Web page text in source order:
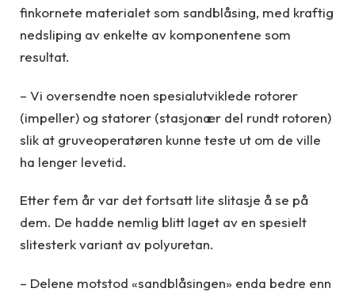
finkornete materialet som sandblåsing, med kraftig
nedsliping av enkelte av komponentene som
resultat.
– Vi oversendte noen spesialutviklede rotorer
(impeller) og statorer (stasjonær del rundt rotoren)
slik at gruveoperatøren kunne teste ut om de ville
ha lenger levetid.
Etter fem år var det fortsatt lite slitasje å se på
dem. De hadde nemlig blitt laget av en spesielt
slitesterk variant av polyuretan.
– Delene motstod «sandblåsingen» enda bedre enn